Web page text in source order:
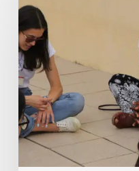
di
te”
–
Motus
Christi
Italia